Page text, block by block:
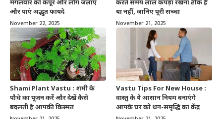
मंगलवार को कपूर और लौंग जलाएं
और पाएं अद्भुत फायदे
November 22, 2025
करते समय लाल कपड़ा रखना ठीक है
या नहीं, जानिए पूरी सच्चा
November 21, 2025
Shami Plant Vastu : शमी के
पौधे का पूजन करें और देखें कैसे
बदलती है आपकी किस्मत
Vastu Tips For New House :
वास्तु के ये आसान नियम बनाएंगे
आपके घर को धन-समृद्धि का केंद्र